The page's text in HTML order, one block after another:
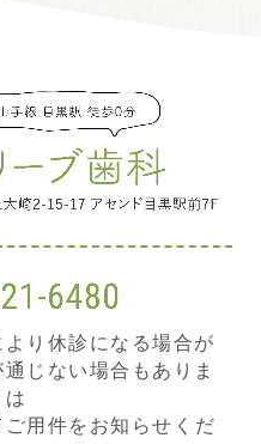
り休診になる場合が
じない場合もありま
ご用件をお知らせくだ